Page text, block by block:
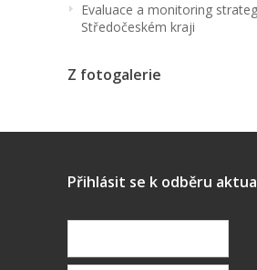
Evaluace a monitoring
Středočeském kraji
Z fotogalerie
Přihlásit se k odběru